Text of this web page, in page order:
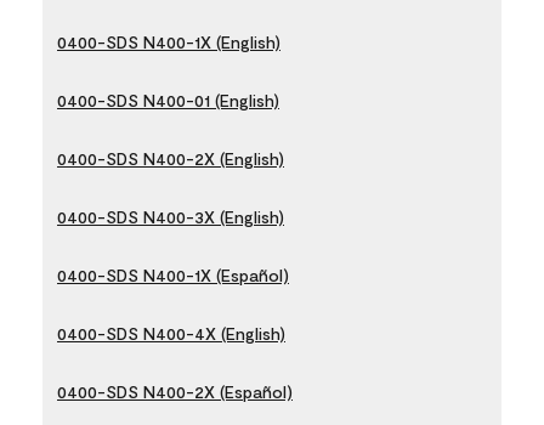
0400-SDS N400-1X (English)
0400-SDS N400-01 (English)
0400-SDS N400-2X (English)
0400-SDS N400-3X (English)
0400-SDS N400-1X (Español)
0400-SDS N400-4X (English)
0400-SDS N400-2X (Español)